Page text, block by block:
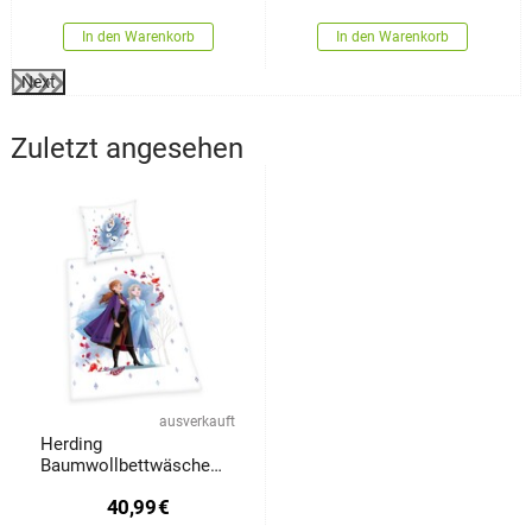
In den Warenkorb In den Warenkorb
Next
Zuletzt angesehen
ausverkauft
Herding
Baumwollbettwäsche
200 cm, 80 x 80 cm
40,99€